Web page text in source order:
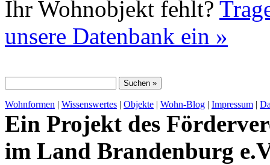
Ihr Wohnobjekt fehlt?
unsere Datenbank ein »
Wohnformen | Wissenswertes | Objekte | Wohn-Blog | Impressum |
Ein Projekt des
im Land Brandenburg